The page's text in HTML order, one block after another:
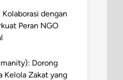
dengan
Peran NGO
Dorong
Kelola Zakat yang